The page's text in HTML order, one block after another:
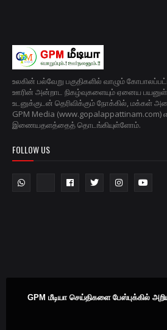
உலகின் பல்வேறு பகுதிகளில் வாழும்
ஊரின் அன்றாட நிகழ்வுகளையும் ஏனைய
உடனுக்குடன் தெரிவிக்கும் நோக்கில், மக்கள்
GPM Media
இணையதளத்தைத் தொடங்கியுள்ளோம்.
FOLLOW US
GPM மீடியா செய்திகளை பேஸ்புக்கில்